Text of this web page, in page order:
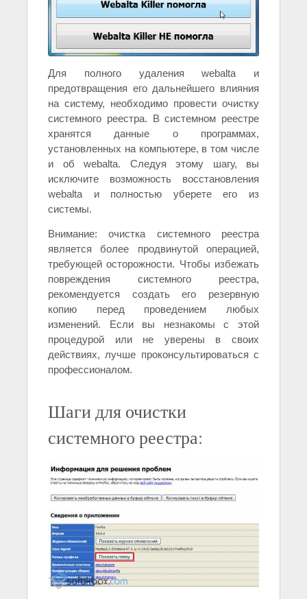
Для полного удаления webalta и
предотвращения его дальнейшего влияния
на систему, необходимо провести очистку
системного реестра. В системном реестре
хранятся данные о программах,
установленных на компьютере, в том числе
и об webalta. Следуя этому шагу, вы
исключите возможность восстановления
webalta и полностью уберете его из
системы.
Внимание: очистка системного реестра
является более продвинутой операцией,
требующей осторожности. Чтобы избежать
повреждения системного реестра,
рекомендуется создать его резервную
копию перед проведением любых
изменений. Если вы незнакомы с этой
процедурой или не уверены в своих
действиях, лучше проконсультироваться с
профессионалом.
Шаги для очистки
системного реестра: